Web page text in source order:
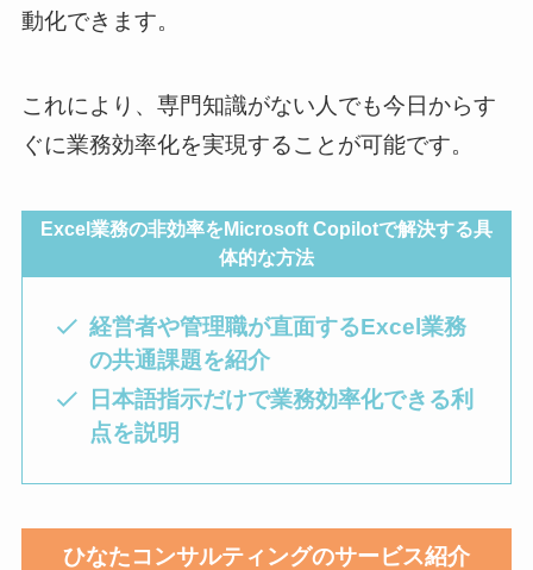
動化できます。
これにより、専門知識がない人でも今日からす
ぐに業務効率化を実現することが可能です。
Excel業務の非効率をMicrosoft Copilotで解決する具
体的な方法
経営者や管理職が直面するExcel業務
の共通課題を紹介
日本語指示だけで業務効率化できる利
点を説明
ひなたコンサルティングのサービス紹介